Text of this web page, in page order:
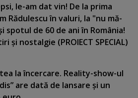
le-am dat vin! De la prima
Rădulescu în valuri, la "nu mă-
spotul de 60 de ani în România!
şi nostalgie (PROIECT SPECIAL)
la încercare. Reality-show-ul
are dată de lansare şi un